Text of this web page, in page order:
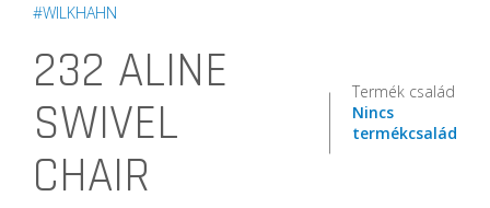
#WILKHAHN
232 ALINE
SWIVEL
CHAIR
Termék család
Nincs
termékcsalád